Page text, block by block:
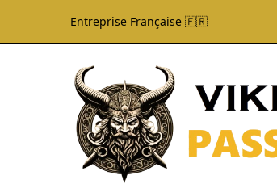
Entreprise Française 🇫🇷